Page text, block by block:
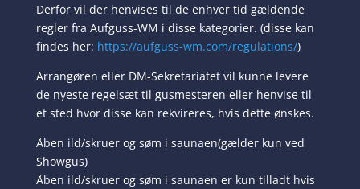
Derfor vil der henvises til de enhver tid gældende
regler fra Aufguss-WM i disse kategorier. (disse kan
findes her: https://aufguss-wm.com/regulations/)
Arrangøren eller DM-Sekretariatet vil kunne levere
de nyeste regelsæt til gusmesteren eller henvise til
et sted hvor disse kan rekvireres, hvis dette ønskes.
Åben ild/skruer og søm i saunaen(gælder kun ved
Showgus)
Åben ild/skruer og søm i saunaen er kun tilladt hvis